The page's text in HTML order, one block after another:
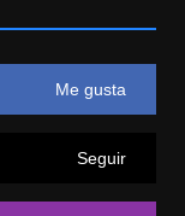
Me gusta
Seguir